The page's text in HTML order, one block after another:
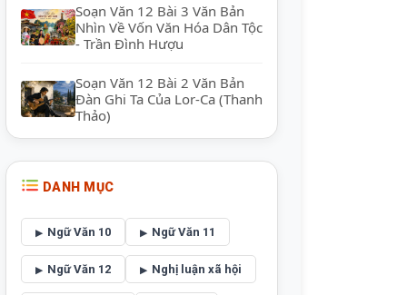
Soạn Văn 12 Bài 3 Văn Bản
Nhìn Về Vốn Văn Hóa Dân Tộc
- Trần Đình Hượu
Soạn Văn 12 Bài 2 Văn Bản
Đàn Ghi Ta Của Lor-Ca (Thanh
Thảo)
DANH MỤC
Ngữ Văn 10 Ngữ Văn 11
Ngữ Văn 12 Nghị luận xã hội